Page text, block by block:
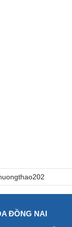
ĐỒNG NAI